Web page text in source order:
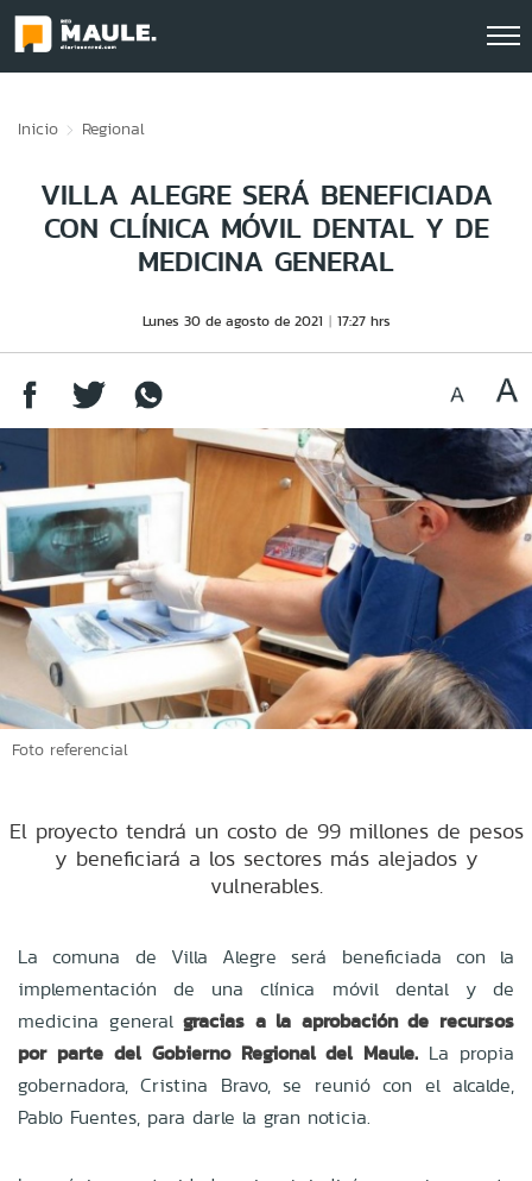
Inicio Regional
VILLA ALEGRE SERÁ BENEFICIADA
CON CLÍNICA MÓVIL DENTAL Y DE
MEDICINA GENERAL
Lunes 30 de agosto de 2021 17:27 hrs
Foto referencial
El proyecto tendrá un costo de 99 millones de pesos
y beneficiará a los sectores más alejados y
vulnerables.
La comuna de Villa Alegre será beneficiada con la
implementación de una clínica móvil dental y de
medicina generalgracias a la aprobación de recursos
por parte del Gobierno Regional del Maule. La propia
gobernadora, Cristina Bravo, se reunió con el alcalde,
Pablo Fuentes, para darle la gran noticia.